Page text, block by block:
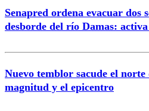
Correo
Senapred ordena evacuar dos
desborde del río Damas:
Nuevo temblor sacude el
magnitud y el epicentro